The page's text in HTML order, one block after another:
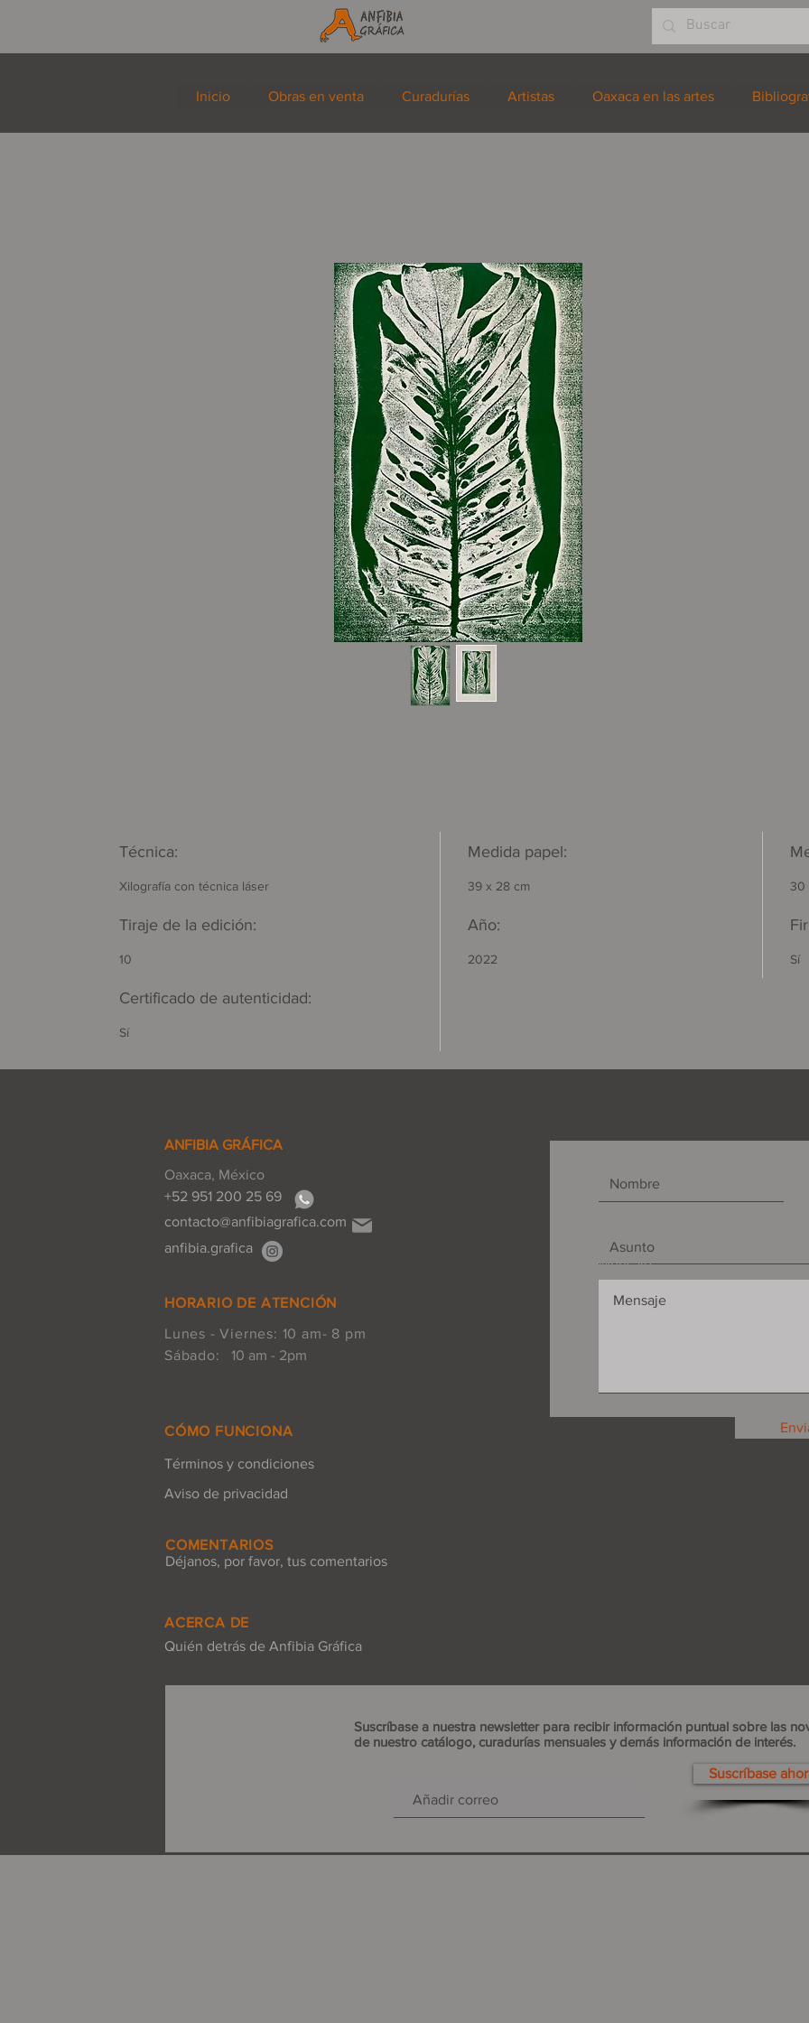
Inicio Obras en venta Curadurías Artistas Oaxaca en las artes
Técnica:
Xilografía con técnica láser
Medida papel:
39 x 28 cm 30
Tiraje de la edición:
10
Año:
2022 Sí
Certificado de autenticidad:
Sí
ANFIBIA GRÁFICA
Oaxaca, México
Lunes - Viernes: 10 am- 8 pm
Sábado: 10 am - 2pm
Mensaje
HORARIO DE ATENCIÓN
anfibia.grafica
contacto@anfibiagrafica.com
+52 951 200 25 69
CÓMO FUNCIONA
Términos y condiciones
Aviso de privacidad
COMENTARIOS
Déjanos, por favor, tus comentarios
ACERCA DE
Quién detrás de Anfibia Gráfica
Suscríbase a nuestra newsletter para recibir información puntual sobre las
de nuestro catálogo, curadurías mensuales y demás información de interés.
Suscríbase